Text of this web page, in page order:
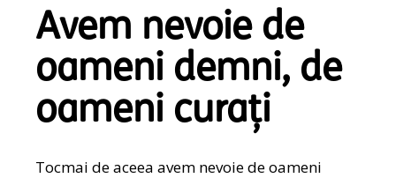
Avem nevoie de
oameni demni, de
oameni curați
Tocmai de aceea avem nevoie de oameni